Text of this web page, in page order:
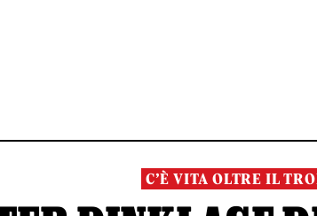
C’È VITA OLTRE IL